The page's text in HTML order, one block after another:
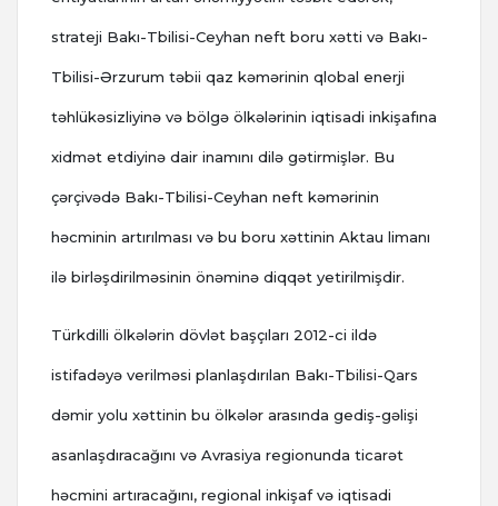
strateji Bakı-Tbilisi-Ceyhan neft boru xətti və Bakı-
Tbilisi-Ərzurum təbii qaz kəmərinin qlobal enerji
təhlükəsizliyinə və bölgə ölkələrinin iqtisadi inkişafına
xidmət etdiyinə dair inamını dilə gətirmişlər. Bu
çərçivədə Bakı-Tbilisi-Ceyhan neft kəmərinin
həcminin artırılması və bu boru xəttinin Aktau limanı
ilə birləşdirilməsinin önəminə diqqət yetirilmişdir.
Türkdilli ölkələrin dövlət başçıları 2012-ci ildə
istifadəyə verilməsi planlaşdırılan Bakı-Tbilisi-Qars
dəmir yolu xəttinin bu ölkələr arasında gediş-gəlişi
asanlaşdıracağını və Avrasiya regionunda ticarət
həcmini artıracağını, regional inkişaf və iqtisadi